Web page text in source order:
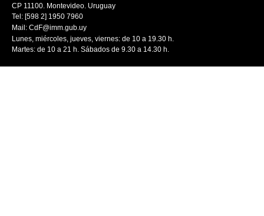
CP 11100. Montevideo. Uruguay
Tel: [598 2] 1950 7960
Mail: CdF@imm.gub.uy
Lunes, miércoles, jueves, viernes: de 10 a 19.30 h.
Martes: de 10 a 21 h. Sábados de 9.30 a 14.30 h.